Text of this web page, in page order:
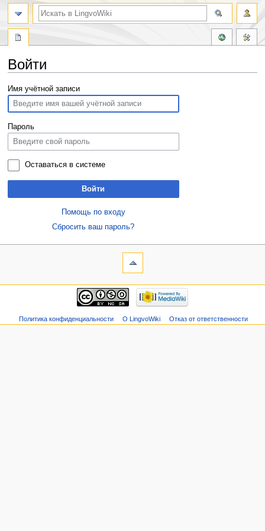
Войти
Перейти
навигации
Перейти
поиску
Имя учётной записи
Пароль
Оставаться в системе
Войти
Помощь по входу
Сбросить ваш пароль?
Политика конфиденциальности О LingvoWiki Отказ от ответственности